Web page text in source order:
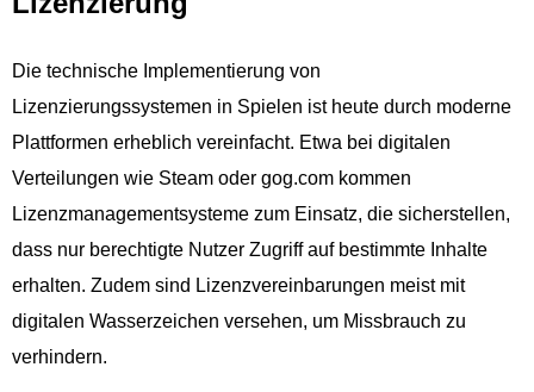
Die technische Implementierung von
Lizenzierungssystemen in Spielen ist heute durch moderne
Plattformen erheblich vereinfacht. Etwa bei digitalen
Verteilungen wie Steam oder gog.com kommen
Lizenzmanagementsysteme zum Einsatz, die sicherstellen,
dass nur berechtigte Nutzer Zugriff auf bestimmte Inhalte
erhalten. Zudem sind Lizenzvereinbarungen meist mit
digitalen Wasserzeichen versehen, um Missbrauch zu
verhindern.